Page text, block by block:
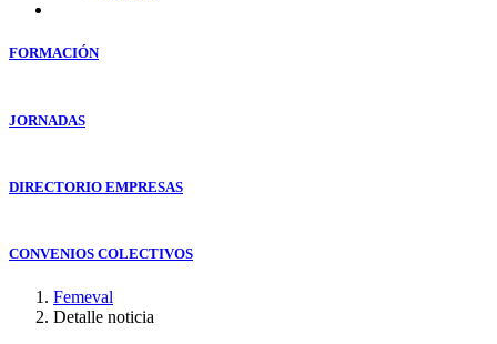
FORMACIÓN
JORNADAS
DIRECTORIO EMPRESAS
CONVENIOS COLECTIVOS
Femeval
Detalle noticia